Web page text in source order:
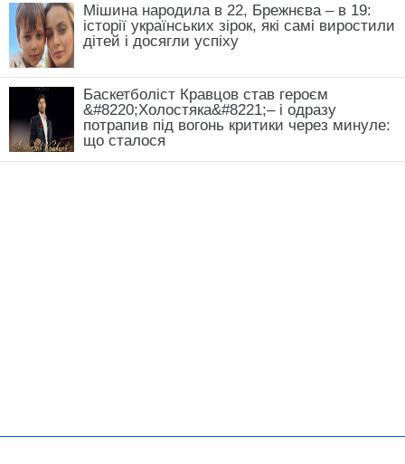
Мішина народила в 22, Брежнєва – в 19:
історії українських зірок, які самі виростили
дітей і досягли успіху
Баскетболіст Кравцов став героєм
&#8220;Холостяка&#8221;– і одразу
потрапив під вогонь критики через минуле:
що сталося